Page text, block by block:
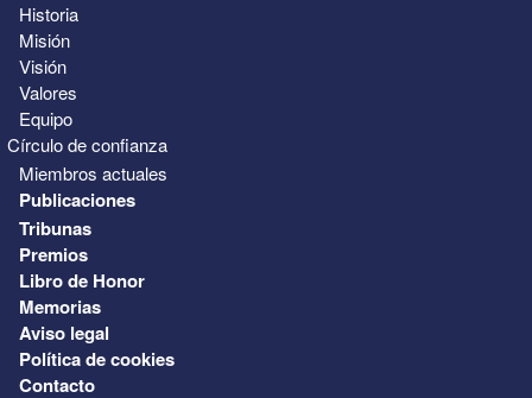
Historia
Misión
Visión
Valores
Equipo
Círculo de confianza
Miembros actuales
Publicaciones
Tribunas
Premios
Libro de Honor
Memorias
Aviso legal
Política de cookies
Contacto